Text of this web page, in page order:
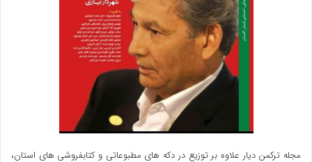
مجله ترکمن دیار علاوه بر توزیع در دکه های مطبوعاتی و کتابفروشی های استان،